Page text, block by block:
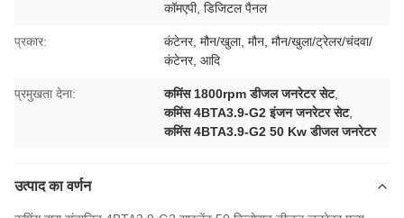
कॉमएपी, डिजिटल पैनल
प्रकार:
कंटेनर, मौन/खुला, मौन, मौन/खुला/ट्रेलर/चंदवा/
कंटेनर, आदि
प्रमुखता देना: कमिंस 1800rpm डीजल जनरेटर सेट,
कमिंस 4BTA3.9-G2 इंजन जनरेटर सेट,
कमिंस 4BTA3.9-G2 50 Kw डीजल जनरेटर
उत्पाद का वर्णन